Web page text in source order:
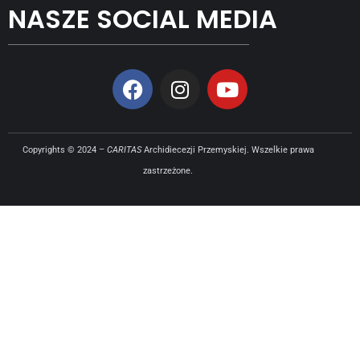
NASZE SOCIAL MEDIA
Copyrights © 2024 – CARITASArchidiecezji Przemyskiej. Wszelkie prawa
zastrzeżone.